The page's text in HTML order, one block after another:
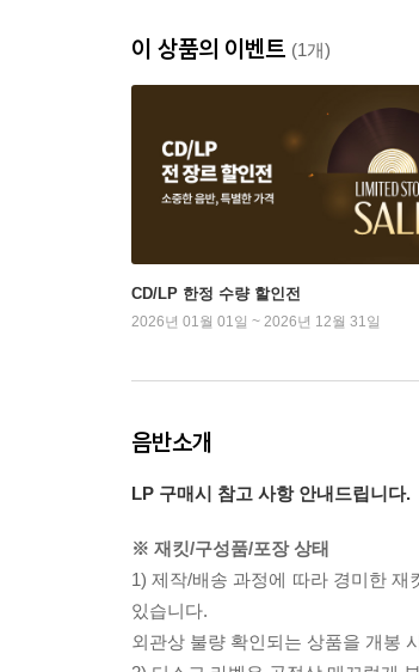
이 상품의 이벤트 (1개)
CD/LP 한정 수량 할인전
2026년 01월 01일 ~ 2026년 12월 31일
음반소개
LP 구매시 참고 사항 안내드립니다.
※ 재킷/구성품/포장 상태
1) 제작/배송 과정에 따라 경미한
있습니다.
외관상 불량 확인되는 상품을 개봉